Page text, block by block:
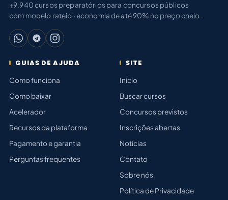
+9.940 cursos preparatórios para concursos públicos
com modelo rateio · economia de até 90% no preço cheio.
GUIAS DE AJUDA
Como funciona
Como baixar
Acelerador
Recursos da plataforma
Pagamento e garantia
Perguntas frequentes
SITE
Início
Buscar cursos
Concursos previstos
Inscrições abertas
Notícias
Contato
Sobre nós
Política de Privacidade